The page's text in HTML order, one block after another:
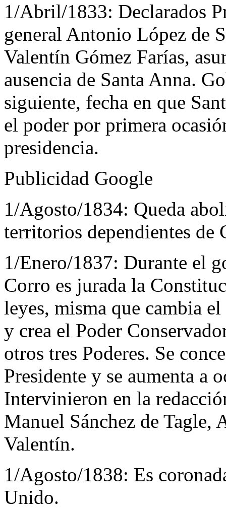
1/Abril/1833: Declarados
general Antonio López de
Valentín Gómez Farías,
ausencia de Santa Anna.
siguiente, fecha en que
el poder por primera
presidencia.
Publicidad Google
1/Agosto/1834: Queda
territorios dependientes de
1/Enero/1837: Durante el
Corro es jurada la
leyes, misma que cambia
y crea el Poder
otros tres Poderes. Se
Presidente y se aumenta a
Intervinieron en la
Manuel Sánchez de Tagle,
Valentín.
1/Agosto/1838: Es
Unido.